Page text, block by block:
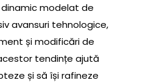
modelat de
avansuri tehnologice,
și modificări de
tendințe ajută
și să își rafineze